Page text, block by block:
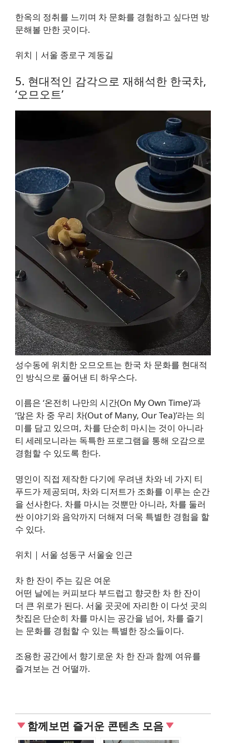
한옥의 정취를 느끼며 차 문화를 경험하고 싶다면 방
문해볼 만한 곳이다.
위치｜서울 종로구 계동길
5. 현대적인 감각으로 재해석한 한국차,
‘오므오트’
성수동에 위치한 오므오트는 한국 차 문화를 현대적
인 방식으로 풀어낸 티 하우스다.
이름은 ‘온전히 나만의 시간(On My Own Time)’과
‘많은 차 중 우리 차(Out of Many, Our Tea)’라는 의
미를 담고 있으며, 차를 단순히 마시는 것이 아니라
티 세레모니라는 독특한 프로그램을 통해 오감으로
경험할 수 있도록 한다.
명인이 직접 제작한 다기에 우려낸 차와 네 가지 티
푸드가 제공되며, 차와 디저트가 조화를 이루는 순간
을 선사한다. 차를 마시는 것뿐만 아니라, 차를 둘러
싼 이야기와 음악까지 더해져 더욱 특별한 경험을 할
수 있다.
위치｜서울 성동구 서울숲 인근
차 한 잔이 주는 깊은 여운
어떤 날에는 커피보다 부드럽고 향긋한 차 한 잔이
더 큰 위로가 된다. 서울 곳곳에 자리한 이 다섯 곳의
찻집은 단순히 차를 마시는 공간을 넘어, 차를 즐기
는 문화를 경험할 수 있는 특별한 장소들이다.
조용한 공간에서 향기로운 차 한 잔과 함께 여유를
즐겨보는 건 어떨까.
함께보면 즐거운 콘텐츠 모음